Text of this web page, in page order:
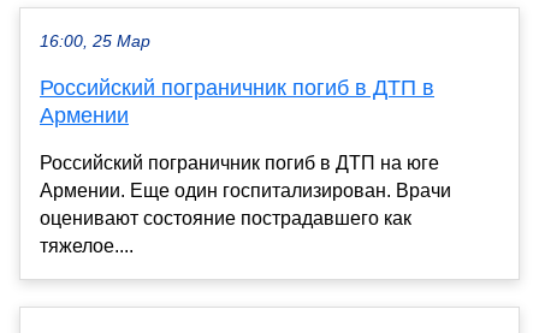
16:00, 25 Мар
Российский пограничник погиб в ДТП в
Армении
Российский пограничник погиб в ДТП на юге
Армении. Еще один госпитализирован. Врачи
оценивают состояние пострадавшего как
тяжелое....